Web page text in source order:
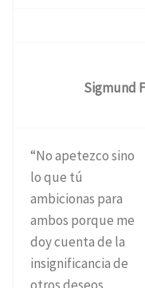
Sigmund
“No apetezco sino
lo que tú
ambicionas para
ambos porque me
doy cuenta de la
insignificancia de